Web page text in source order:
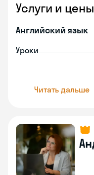
Услуги и цены
Английский язык
Уроки
Читать дальше